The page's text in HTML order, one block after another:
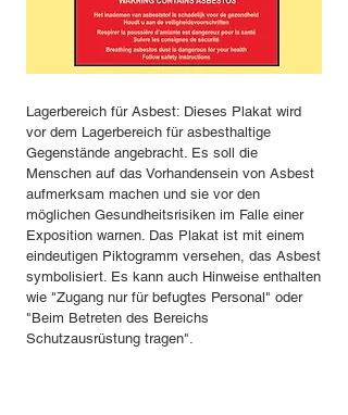
Lagerbereich für Asbest: Dieses Plakat wird
vor dem Lagerbereich für asbesthaltige
Gegenstände angebracht. Es soll die
Menschen auf das Vorhandensein von Asbest
aufmerksam machen und sie vor den
möglichen Gesundheitsrisiken im Falle einer
Exposition warnen. Das Plakat ist mit einem
eindeutigen Piktogramm versehen, das Asbest
symbolisiert. Es kann auch Hinweise enthalten
wie "Zugang nur für befugtes Personal" oder
"Beim Betreten des Bereichs
Schutzausrüstung tragen".